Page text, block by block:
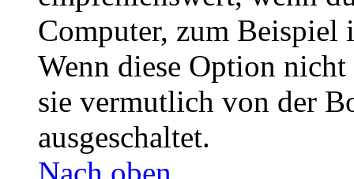
Computer, zum Beispiel
Wenn diese Option
sie vermutlich von der
ausgeschaltet.
Nach oben